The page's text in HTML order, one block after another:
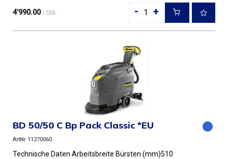
- +
4’990.00 / Stk.
BD 50/50 C Bp Pack Classic *EU
ArtNr 11270060
Technische Daten Arbeitsbreite Bürsten (mm)510